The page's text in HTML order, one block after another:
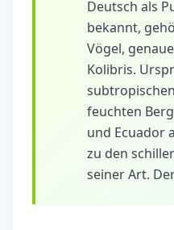
Deutsch als
bekannt,
Vögel,
Kolibris.
feuchten
und Ecuador
zu den
seiner Art.